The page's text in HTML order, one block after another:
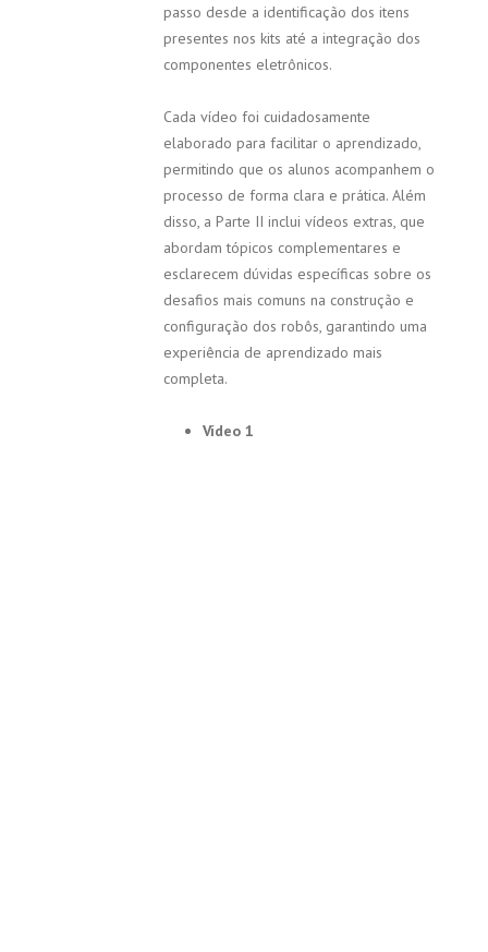
passo desde a identificação dos itens
presentes nos kits até a integração dos
componentes eletrônicos.
Cada vídeo foi cuidadosamente
elaborado para facilitar o aprendizado,
permitindo que os alunos acompanhem o
processo de forma clara e prática. Além
disso, a Parte II inclui vídeos extras, que
abordam tópicos complementares e
esclarecem dúvidas específicas sobre os
desafios mais comuns na construção e
configuração dos robôs, garantindo uma
experiência de aprendizado mais
completa.
Vídeo 1